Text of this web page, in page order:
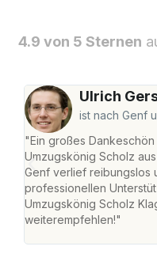
4.9 von 5 Sternen
Ulrich
ist nach Genf
"Ein großes
Umzugskönig Scholz
Genf verlief reibungslos
professionellen
Umzugskönig Scholz
weiterempfehlen!"